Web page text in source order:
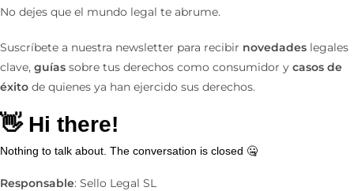
No dejes que el mundo legal te abrume.
Suscríbete a nuestra newsletter para recibir novedades legales
clave, guías sobre tus derechos como consumidor y casos de
éxito de quienes ya han ejercido sus derechos.
Responsable: Sello Legal SL